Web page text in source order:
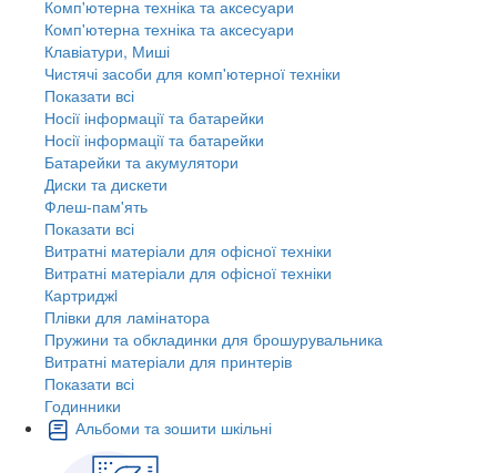
Комп'ютерна техніка та аксесуари
Комп'ютерна техніка та аксесуари
Клавіатури, Миші
Чистячі засоби для комп'ютерної техніки
Показати всі
Носії інформації та батарейки
Носії інформації та батарейки
Батарейки та акумулятори
Диски та дискети
Флеш-пам'ять
Показати всі
Витратні матеріали для офісної техніки
Витратні матеріали для офісної техніки
Картриджi
Плівки для ламінатора
Пружини та обкладинки для брошурувальника
Витратні матеріали для принтерів
Показати всі
Годинники
Альбоми та зошити шкільні